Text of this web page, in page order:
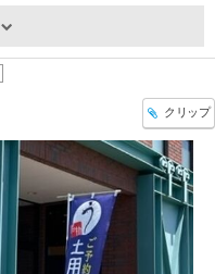
クリップ